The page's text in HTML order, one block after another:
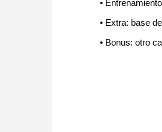
•
• Extra: base
• Bonus: otro